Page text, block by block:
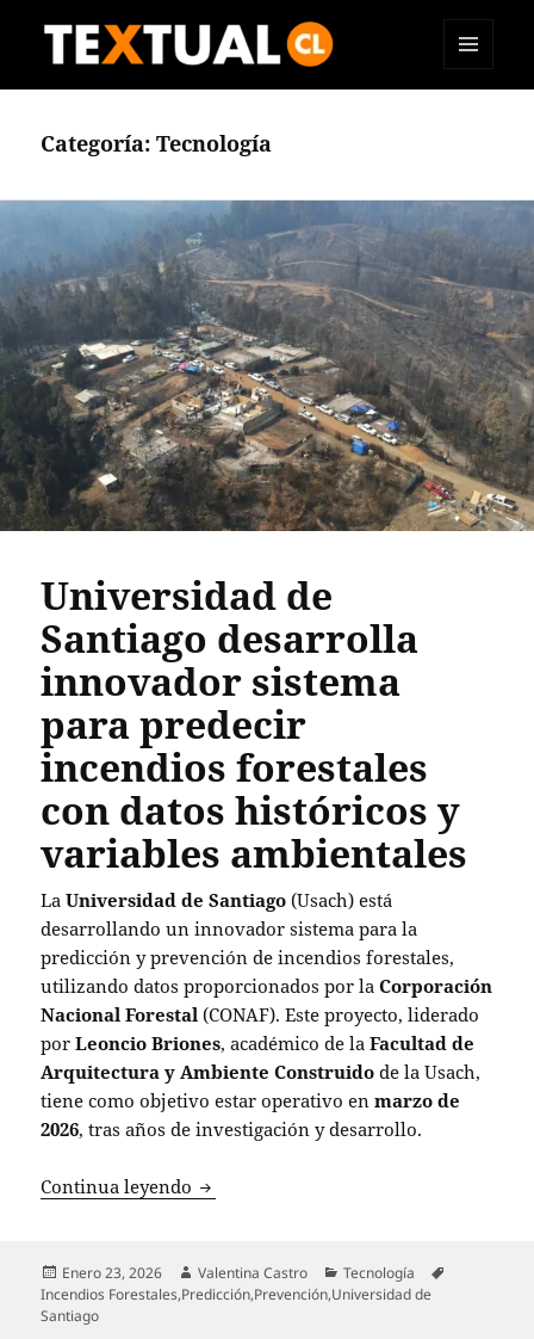
Categoría:Tecnología
Universidad de
Santiago desarrolla
innovador sistema
para predecir
incendios forestales
con datos históricos y
variables ambientales
LaUniversidad de Santiago (Usach) está
desarrollando un innovador sistema para la
predicción y prevención de incendios forestales,
utilizando datos proporcionados por laCorporación
Nacional Forestal (CONAF). Este proyecto, liderado
porLeoncio Briones, académico de laFacultad de
Arquitectura y Ambiente Construido de la Usach,
tiene como objetivo estar operativo enmarzo de
2026, tras años de investigación y desarrollo.
Continua leyendo Universidad de Santiago desarrolla
Publicado
el
Enero 23, 2026 Autor
Valentina Castro Categorías
Tecnología
Incendios Forestales,Predicción,Prevención,Universidad de
Santiago